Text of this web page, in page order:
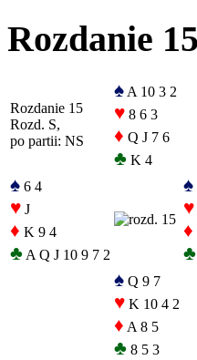
Rozdanie
Rozdanie 15
Rozd. S,
po partii: NS
♠ A 10 3 2
♥ 8 6 3
♦ Q J 7 6
♣ K 4
♠ 6 4
♥ J
♦ K 9 4
♣ A Q J 10 9 7 2
♠
♥
♦
♣
♠ Q 9 7
♥ K 10 4 2
♦ A 8 5
♣ 8 5 3